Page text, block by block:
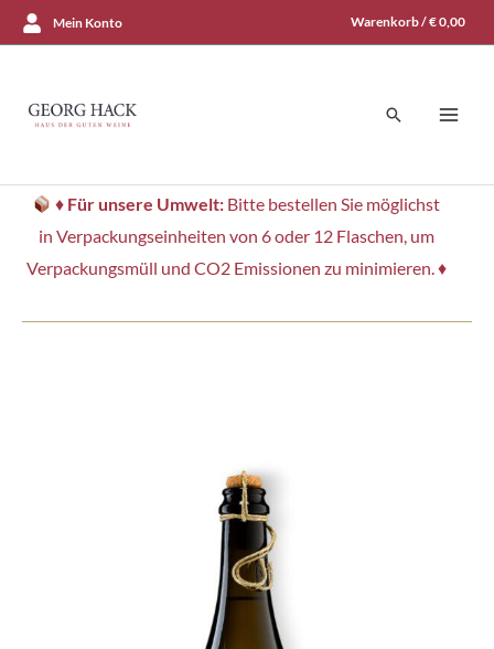
Zum
Inhalt
Mein Konto Warenkorb /€0,00
Suchen
♦ Für unsere Umwelt: Bitte bestellen Sie möglichst
in Verpackungseinheiten von 6 oder 12 Flaschen, um
Verpackungsmüll und CO2 Emissionen zu minimieren. ♦